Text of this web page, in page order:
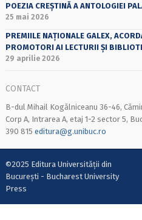
POEZIA CREȘTINĂ A ANTOLOGIEI
25 mai 2026
PREMIILE NAȚIONALE GALEX,
PROMOTORI AI LECTURII ȘI
29 aprilie 2026
CONTACT
B-dul Mihail Kogălniceanu 36-46,
Corp A, Intrarea A, etaj 1-2 sector 5,
390 815 editura@g.unibuc.ro
©2025 Editura Universității din
București - Bucharest University
Press